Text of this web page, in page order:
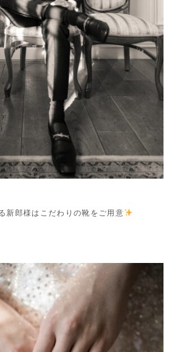
新郎様はこだわりの靴をご用意